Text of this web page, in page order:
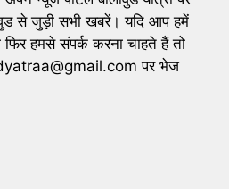
से जुड़ी सभी खबरें। यदि आप हमें
हमसे संपर्क करना चाहते हैं तो
पर भेज